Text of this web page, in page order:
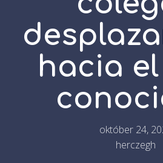
hacia
október 24,
herczegh